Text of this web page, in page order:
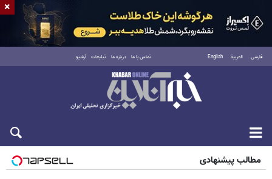
فارسی العربية English تماس با ما درباره ما تبلیغات آرشیو
جمعه ۱۶ مرداد ۱۴۰۵
مطالب پیشنهادی
×